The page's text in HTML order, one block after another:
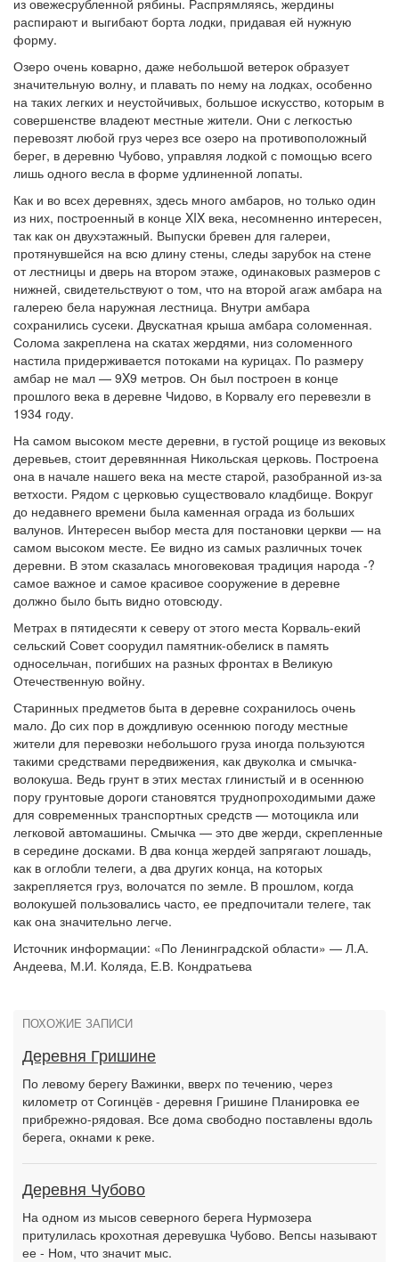
из овежесрубленной рябины. Распрямляясь, жердины
распирают и выгибают борта лодки, придавая ей нужную
форму.
Озеро очень коварно, даже небольшой ветерок образует
значительную волну, и плавать по нему на лодках, особенно
на таких легких и неустойчивых, большое искусство, которым в
совершенстве владеют местные жители. Они с легкостью
перевозят любой груз через все озеро на противоположный
берег, в деревню Чубово, управляя лодкой с помощью всего
лишь одного весла в форме удлиненной лопаты.
Как и во всех деревнях, здесь много амбаров, но только один
из них, построенный в конце XIX века, несомненно интересен,
так как он двухэтажный. Выпуски бревен для галереи,
протянувшейся на всю длину стены, следы зарубок на стене
от лестницы и дверь на втором этаже, одинаковых размеров с
нижней, свидетельствуют о том, что на второй агаж амбара на
галерею бела наружная лестница. Внутри амбара
сохранились сусеки. Двускатная крыша амбара соломенная.
Солома закреплена на скатах жердями, низ соломенного
настила придерживается потоками на курицах. По размеру
амбар не мал — 9X9 метров. Он был построен в конце
прошлого века в деревне Чидово, в Корвалу его перевезли в
1934 году.
На самом высоком месте деревни, в густой рощице из вековых
деревьев, стоит деревяннная Никольская церковь. Построена
она в начале нашего века на месте старой, разобранной из-за
ветхости. Рядом с церковью существовало кладбище. Вокруг
до недавнего времени была каменная ограда из больших
валунов. Интересен выбор места для постановки церкви — на
самом высоком месте. Ее видно из самых различных точек
деревни. В этом сказалась многовековая традиция народа -?
самое важное и самое красивое сооружение в деревне
должно было быть видно отовсюду.
Метрах в пятидесяти к северу от этого места Корваль-екий
сельский Совет соорудил памятник-обелиск в память
односельчан, погибших на разных фронтах в Великую
Отечественную войну.
Старинных предметов быта в деревне сохранилось очень
мало. До сих пор в дождливую осеннюю погоду местные
жители для перевозки небольшого груза иногда пользуются
такими средствами передвижения, как двуколка и смычка-
волокуша. Ведь грунт в этих местах глинистый и в осеннюю
пору грунтовые дороги становятся труднопроходимыми даже
для современных транспортных средств — мотоцикла или
легковой автомашины. Смычка — это две жерди, скрепленные
в середине досками. В два конца жердей запрягают лошадь,
как в оглобли телеги, а два других конца, на которых
закрепляется груз, волочатся по земле. В прошлом, когда
волокушей пользовались часто, ее предпочитали телеге, так
как она значительно легче.
Источник информации: «По Ленинградской области» — Л.А.
Андеева, М.И. Коляда, Е.В. Кондратьева
ПОХОЖИЕ ЗАПИСИ
Деревня Гришине
По левому берегу Важинки, вверх по течению, через
километр от Согинцёв - деревня Гришине Планировка ее
прибрежно-рядовая. Все дома свободно поставлены вдоль
берега, окнами к реке.
Деревня Чубово
На одном из мысов северного берега Нурмозера
притулилась крохотная деревушка Чубово. Вепсы называют
ее - Ном, что значит мыс.